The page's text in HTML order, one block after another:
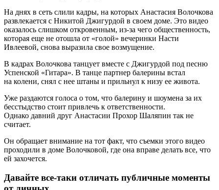
На днях в сеть слили кадры, на которых Анастасия Волочкова
развлекается с Никитой Джигурдой в своем доме. Это видео
оказалось слишком откровенным, из-за чего общественность,
которая еще не отошла от «голой» вечеринки Насти
Ивлеевой, снова выразила свое возмущение.
В кадрах Волочкова танцует вместе с Джигурдой под песню
Успенской «Гитара». В танце партнер балерины встал
на колени, снял с нее штаны и прильнул к низу ее живота.
Уже раздаются голоса о том, что балерину и шоумена за их
бесстыдство стоит привлечь к ответственности.
Однако давний друг Анастасии Прохор Шаляпин так не
считает.
Он обращает внимание на тот факт, что съемки этого видео
проходили в доме Волочковой, где она вправе делать все, что
ей захочется.
Давайте все-таки отличать публичные моменты